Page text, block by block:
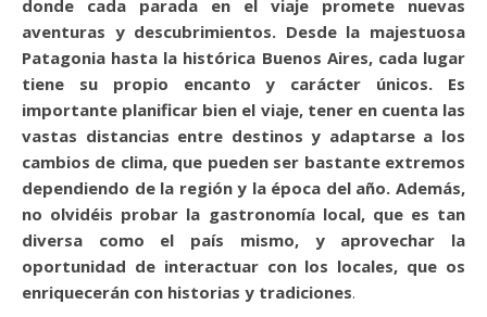
donde cada parada en el viaje promete nuevas
aventuras y descubrimientos. Desde la majestuosa
Patagonia hasta la histórica Buenos Aires, cada lugar
tiene su propio encanto y carácter únicos. Es
importante planificar bien el viaje, tener en cuenta las
vastas distancias entre destinos y adaptarse a los
cambios de clima, que pueden ser bastante extremos
dependiendo de la región y la época del año. Además,
no olvidéis probar la gastronomía local, que es tan
diversa como el país mismo, y aprovechar la
oportunidad de interactuar con los locales, que os
enriquecerán con historias y tradiciones.